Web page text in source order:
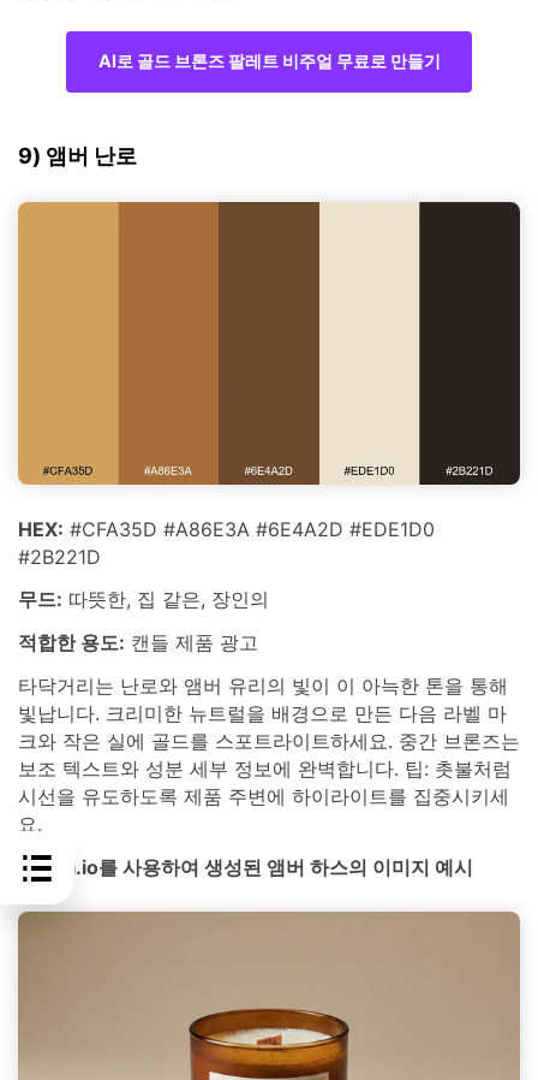
AI로 골드 브론즈 팔레트 비주얼 무료로 만들기
9) 앰버 난로
HEX: #CFA35D #A86E3A #6E4A2D #EDE1D0
#2B221D
무드: 따뜻한, 집 같은, 장인의
적합한 용도: 캔들 제품 광고
타닥거리는 난로와 앰버 유리의 빛이 이 아늑한 톤을 통해
빛납니다. 크리미한 뉴트럴을 배경으로 만든 다음 라벨 마
크와 작은 실에 골드를 스포트라이트하세요. 중간 브론즈는
보조 텍스트와 성분 세부 정보에 완벽합니다. 팁: 촛불처럼
시선을 유도하도록 제품 주변에 하이라이트를 집중시키세
요.
media.io를 사용하여 생성된 앰버 하스의 이미지 예시